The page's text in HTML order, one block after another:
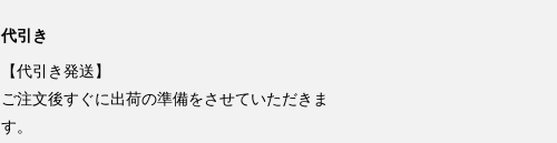
代引き
【代引き発送】
ご注文後すぐに出荷の準備をさせていただきま
す。